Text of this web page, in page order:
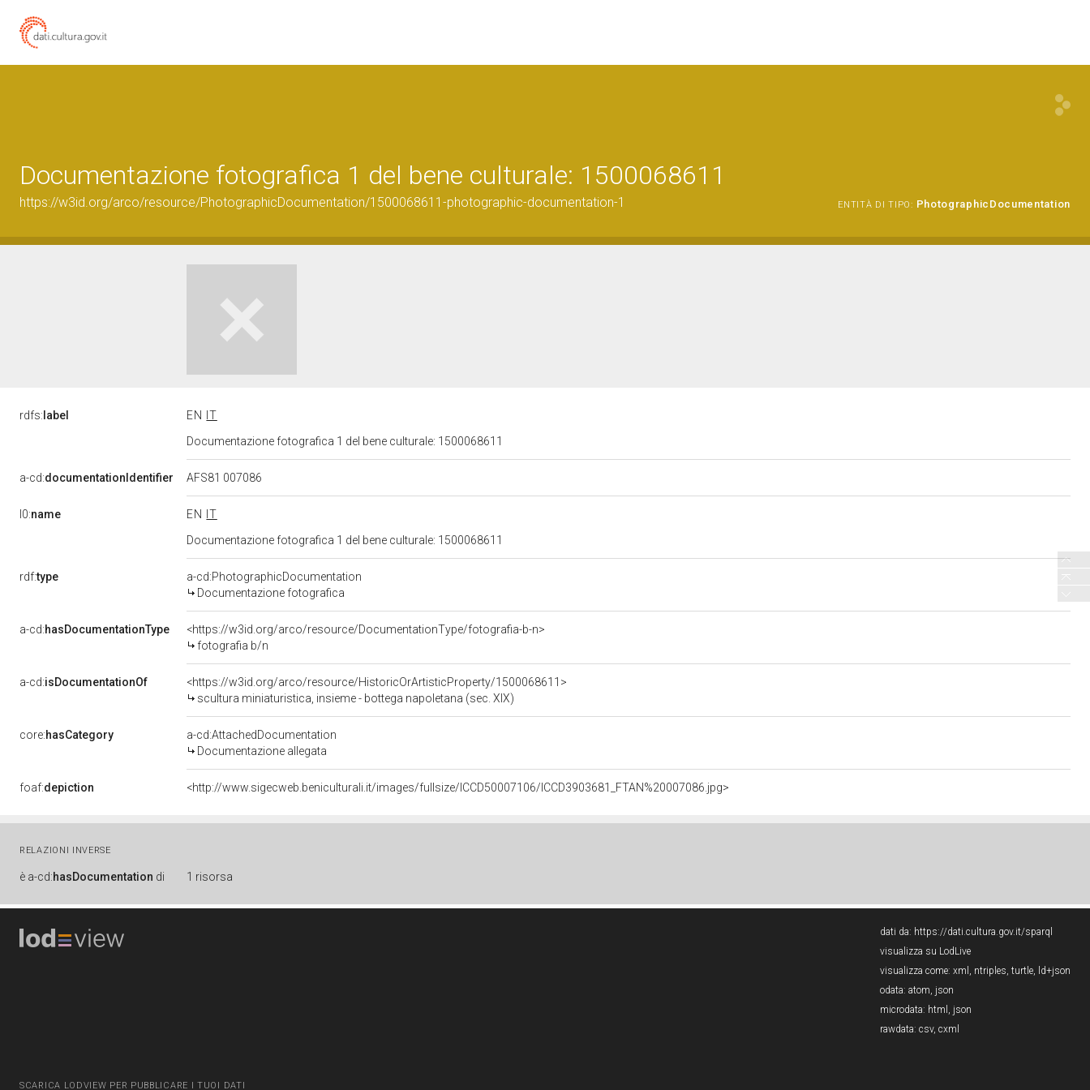
Documentazione fotografica 1 del bene culturale: 1500068611
https://w3id.org/arco/resource/PhotographicDocumentation/1500068611-photographic-documentation-1 ENTITÀ DI TIPO: PhotographicDocumentation
rdfs: label EN
IT
Documentazione fotografica 1 del bene culturale: 1500068611
a-cd:documentationIdentifier AFS81 007086
l0:name EN
IT
Documentazione fotografica 1 del bene culturale: 1500068611
rdf:type
a-cd:PhotographicDocumentation
Documentazione fotografica
a-cd:hasDocumentationType
<https://w3id.org/arco/resource/DocumentationType/fotografia-b-n>
fotografia b/n
a-cd:isDocumentationOf
<https://w3id.org/arco/resource/HistoricOrArtisticProperty/1500068611>
scultura miniaturistica, insieme - bottega napoletana (sec. XIX)
core:hasCategory
a-cd:AttachedDocumentation
Documentazione allegata
foaf:depiction <http://www.sigecweb.beniculturali.it/images/fullsize/ICCD50007106/ICCD3903681_FTAN%20007086.jpg>
RELAZIONI INVERSE
è a-cd:hasDocumentation di 1 risorsa
SCARICA LODVIEW PER PUBBLICARE I TUOI DATI
dati da: https://dati.cultura.gov.it/sparql
visualizza su LodLive
visualizza come: xml , ntriples, turtle, ld+json
odata: atom, json
microdata: html , json
rawdata: csv, cxml